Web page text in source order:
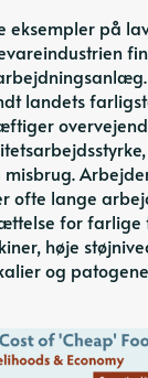
eksempler på
landets
ofte lange
for farlige
høje
og